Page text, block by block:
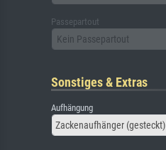
Passepartout
Kein Passepartout
Sonstiges & Extras
Aufhängung
Zackenaufhänger (gesteckt)